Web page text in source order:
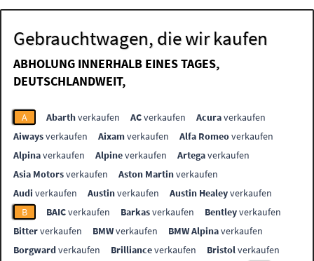
Gebrauchtwagen, die wir kaufen
ABHOLUNG INNERHALB EINES TAGES,
DEUTSCHLANDWEIT,
A Abarthverkaufen ACverkaufen Acuraverkaufen
Aiwaysverkaufen Aixamverkaufen Alfa Romeoverkaufen
Alpinaverkaufen Alpineverkaufen Artegaverkaufen
Asia Motorsverkaufen Aston Martinverkaufen
Audi verkaufen Austinverkaufen Austin Healeyverkaufen
B
BAICverkaufen Barkasverkaufen Bentleyverkaufen
Bitterverkaufen BMWverkaufen BMW Alpinaverkaufen
Borgwardverkaufen Brillianceverkaufen Bristolverkaufen